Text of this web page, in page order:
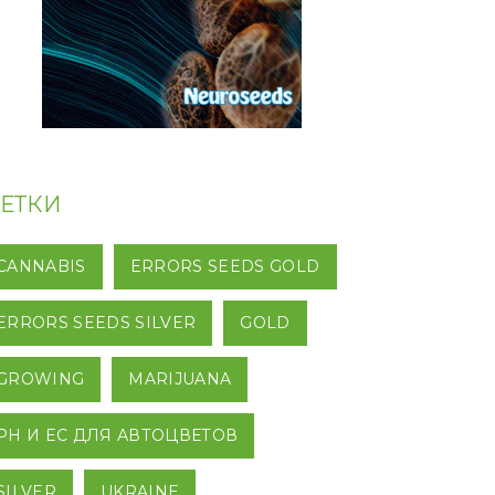
ERRORS SEEDS GOLD
SEEDS SILVER GOLD
MARIJUANA
И EC ДЛЯ АВТОЦВЕТОВ